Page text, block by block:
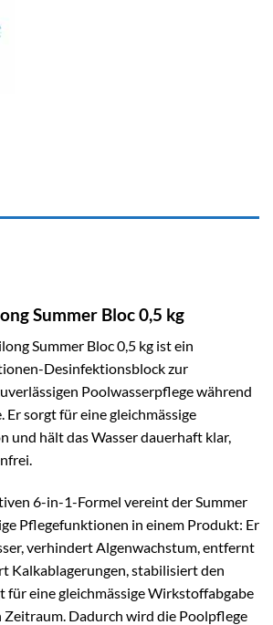
Summer Bloc 0,5 kg
Summer Bloc 0,5 kg ist ein
Desinfektionsblock zur
Poolwasserpflege während
Er sorgt für eine gleichmässige
und hält das Wasser dauerhaft klar,
6-in-1-Formel vereint der Summer
Pflegefunktionen in einem Produkt: Er
verhindert Algenwachstum, entfernt
Kalkablagerungen, stabilisiert den
eine gleichmässige Wirkstoffabgabe
Zeitraum. Dadurch wird die Poolpflege